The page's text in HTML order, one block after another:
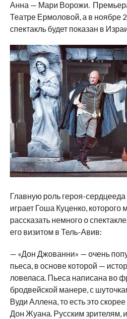
Анна — Мари Ворожи.
Театре Ермоловой, а в ноябре
спектакль будет показан в
Главную роль героя-
играет Гоша Куценко, которого
рассказать немного о
его визитом в Тель-Авив:
— «Дон Джованни» — очень
пьеса, в основе которой —
ловеласа. Пьеса написана во
бродвейской манере, с
Вуди Аллена, то есть это
Дон Жуана. Русским зрителям,